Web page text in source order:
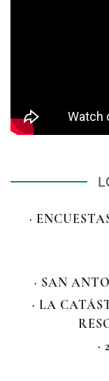
·
· SAN
· LA
·